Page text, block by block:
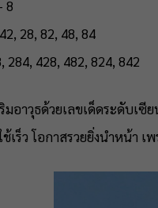
8
28, 82, 48, 84
284, 428, 482, 824, 842
อาวุธด้วยเลขเด็ดระดับเซีย
ช้เร็ว โอกาสรวยยิ่งนำหน้า